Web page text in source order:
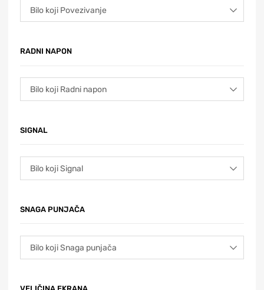
RADNI NAPON
SIGNAL
SNAGA PUNJAČA